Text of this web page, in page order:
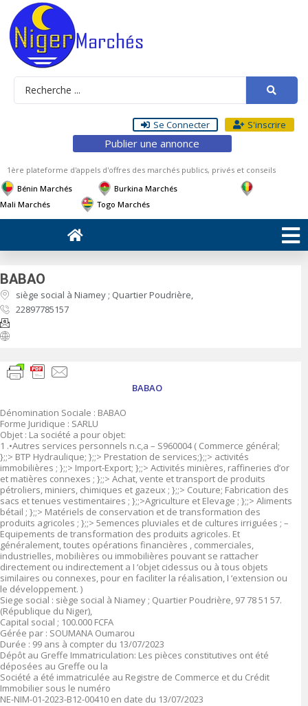
Se Connecter S'inscrire
Publier une annonce
1ère plateforme d'appels d'offres des marchés publics, privés et conseils
Bénin Marchés
Burkina Marchés
Mali Marchés
Togo Marchés
BABAO
siège social à Niamey ; Quartier Poudrière,
22897785157
BABAO
Dénomination Sociale : BABAO
Forme Juridique : SARLU
Objet : La société a pour objet:
1 .•Autres services personnels n.c,a – S960004 ( Commerce général;
};;> BTP Hydraulique; };;> Prestation de services;};;> activités
immobilières ; };;> Import-Export; };;> Activités minières, raffineries d’or
et matières connexes ; };;> Achat, vente et transport de produits
pétroliers, miniers, chimiques et gazeux ; };;> Couture; Fabrication des
sacs et tenues vestimentaires ; };;>Agriculture et Elevage ; };;> Aliments
bétail ; };;> Matériels de conservation et de transformation des
produits agricoles ; };;> 5emences pluviales et de cultures irriguées ; –
Equipements de transformation des produits agricoles. Et
généralement, toutes opérations financières , commerciales,
industrielles, mobilières ou immobilières pouvant se rattacher
directement ou indirectement a I ‘objet cidessus ou à tous objets
similaires ou connexes, pour en faciliter la réalisation, I ‘extension ou
le développement. )
Siege social : siège social à Niamey ; Quartier Poudrière, 97 78 51 57.
(République du Niger),
Capital social ; 100.000 FCFA
Gérée par : SOUMANA Oumarou
Durée : 99 ans à compter du 13/07/2023
Dépôt au Greffe Immatriculation: Les pièces constitutives ont été
déposées au Greffe ou la
Société a été immatriculée au Registre de Commerce et du Crédit
Immobilier sous le numéro
NE-NIM-01-2023-B12-00410 en date du 13/07/2023